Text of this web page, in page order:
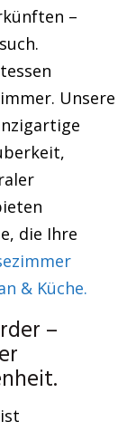
–
Unsere
die Ihre
& Küche.
–